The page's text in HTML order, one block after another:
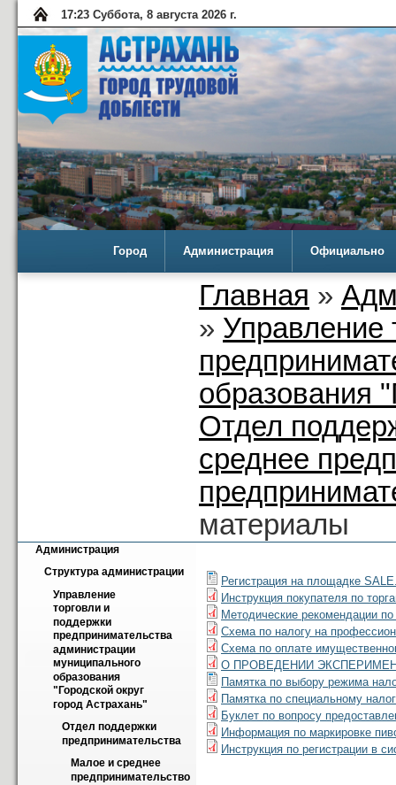
17:23 Суббота, 8 августа 2026 г.
Город Администрация Официально
Главная »
» Управление
образования
Отдел
среднее
материалы
Администрация
Структура администрации
Управление
торговли и
поддержки
предпринимательства
администрации
муниципального
образования
"Городской округ
город Астрахань"
Отдел поддержки
предпринимательства
Малое и среднее
предпринимательство
Регистрация на площадке
Инструкция покупателя по
Методические рекомендации
Схема по налогу на
Схема по оплате
О ПРОВЕДЕНИИ
Памятка по выбору режима
Памятка по специальному
Буклет по вопросу
Информация по маркировке
Инструкция по регистрации в